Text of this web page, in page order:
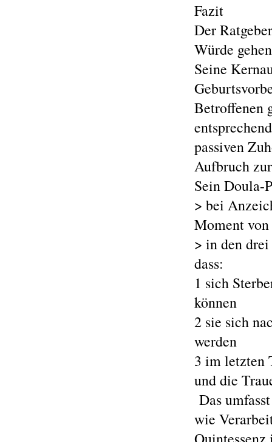
Fazit
Der
Würde
Seine
Betroffenen
passiven
Aufbruch
Sein Doula-
> bei
Moment
> in den
dass:
1 sich
können
2 sie sich
werden
3 im letzten
und die
Das
wie